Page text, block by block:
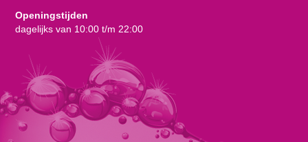
Openingstijden
dagelijks van 10:00 t/m 22:00